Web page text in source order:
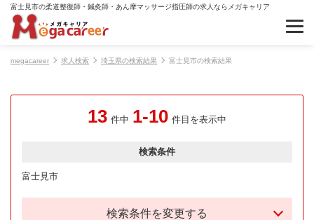
富士見市の柔道整復師・鍼灸師・あん摩マッサージ指圧師の求人ならメガキャリア
megacareer 求人検索 埼玉県の検索結果 富士見市の検索結果
13 件中 1-10 件目を表示中
検索条件
富士見市
検索条件を変更する